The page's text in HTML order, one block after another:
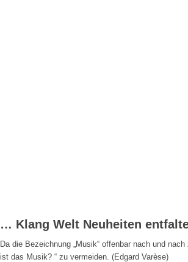
… Klang Welt Neuheiten
Da die Bezeichnung „Musik“ offenbar nach und
ist das Musik? “ zu vermeiden. (Edgard Varèse)